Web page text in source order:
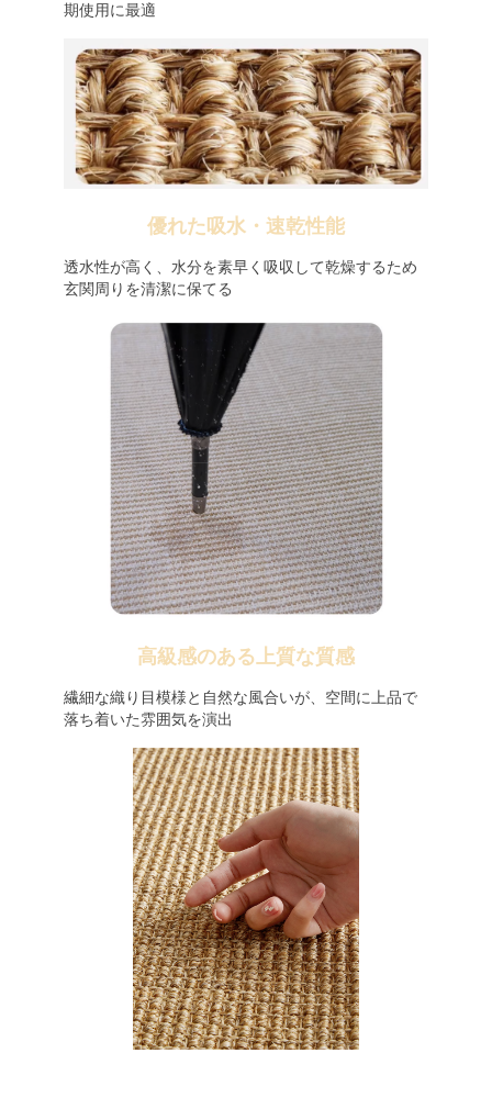
期使用に最適
優れた吸水・速乾性能
透水性が高く、水分を素早く吸収して乾燥するため
玄関周りを清潔に保てる
高級感のある上質な質感
繊細な織り目模様と自然な風合いが、空間に上品で
落ち着いた雰囲気を演出